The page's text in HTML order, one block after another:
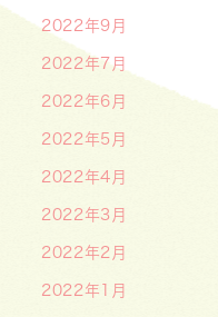
2022年9月
2022年7月
2022年6月
2022年5月
2022年4月
2022年3月
2022年2月
2022年1月